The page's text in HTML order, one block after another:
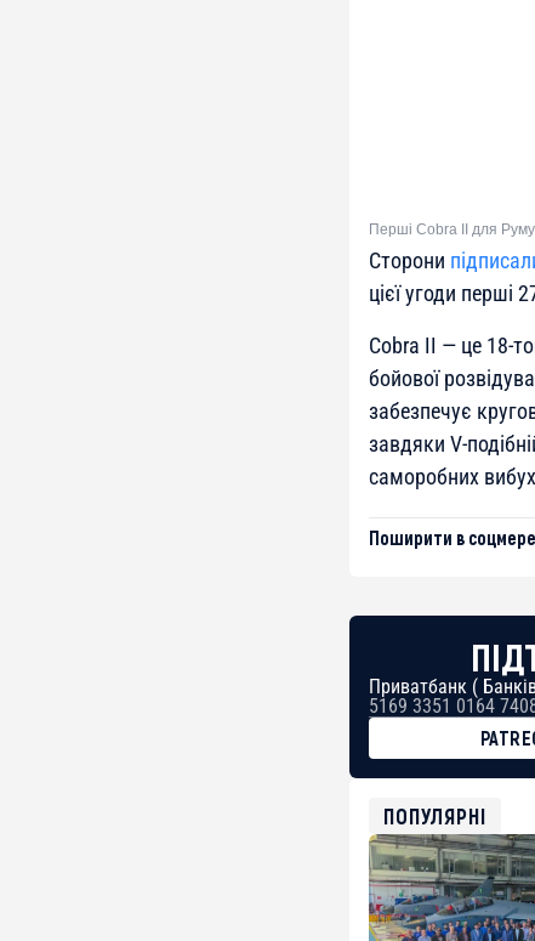
Перші Cobra II для
Сторони
цієї угоди перші
Cobra II — це 18-
бойової
забезпечує
завдяки V-
саморобних
Поширити в
Приватбанк (
5169 3351 0164
USDT
ETH
ПОПУЛЯРНІ